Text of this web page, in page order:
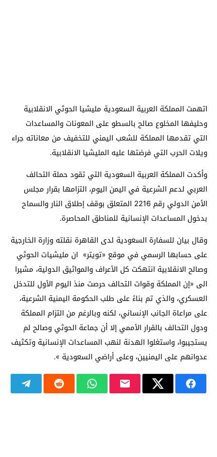
اتهمت المملكة العربية السعودية مليشيا الحوثي الانقلابية
وحليفها المخلوع صالح بالسطو على المعونات والمساعدات
التي تقدمها المملكة للشعب اليمني للتخفيف من معاناته جراء
ويلات الحرب التي فرضتها عليه المليشيا الانقلابية.
وأكدت المملكة العربية السعودية التي تقود حملة التحالف
العربي لدعم الشرعية في اليمن اليوم، التزامها بقرار مجلس
الأمن الدولي رقم 2216 المتعلق بوقف إطلاق النار والسماح
بدخول المساعدات الإنسانية للمناطق المحاصرة.
وقال بيان للسفارة السعودية لدى القاهرة نقلته وزارة الخارجية
على حسابها الرسمي في موقع «تويتر» ان مليشيات الحوثي
وصالح الانقلابية انتهكت كل الأعراف والمواثيق الدولية، مشيرا
الى «إن المملكة وقوات التحالف حرصت منذ اليوم الأول للتدخل
العسكري، والذي تم بناءً على طلب الحكومة اليمنية الشرعية،
على مراعاة الجانب الإنساني، لكنه وبالرغم من التزام المملكة
ودول التحالف بالقرار الأممي إلا أن جماعة الحوثي وصالح لم
يستجيبوا، واستغلوا الهدنة لنهب المساعدات الإنسانية وتكثيف
عدوانهم على اليمنيين، وعلى أراضي السعودية ».